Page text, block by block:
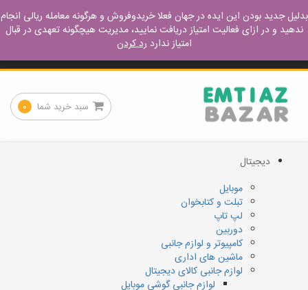
ورود – عضویت آموزش مفید نحوه خرید نحوه فروش
کجا پیدا میشه تماس با ما
سبد خرید شما ۰
دیجیتال
موبایل
تبلت و کتابخوان
لپ تاپ
دوربین
کامپیوتر و لوازم جانبی
ماشین های اداری
لوازم جانبی کالای دیجیتال
لوازم جانبی گوشی موبایل
بدلیل جدید بودن این ایده در جهان فعلا خریدوفروش و هرگونه معامله ریالی انجام
ندهید و در ازای فعالیت امتیاز دریافت نمایید، مدیریت هیچگونه تعهدی در قبال
امتیاز نداردرد کردن